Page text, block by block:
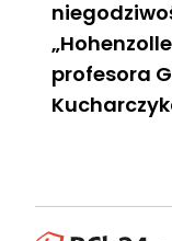
profesora